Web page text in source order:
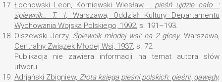
17. Łochowski Leon, Korniewski Wiesław, ...pieśń ujdzie cało...:
śpiewnik.. T. 1, Warszawa, Oddział Kultury Departamentu
Wychowania Wojska Polskiego, 1992, s. 191–193.
18. Olszewski Jerzy, Śpiewnik młodej wsi: na 2 głosy, Warszawa,
Centralny Związek Młodej Wsi, 1937, s. 72.
Publikacja nie zawiera informacji na temat autora słów
utworu.
19. Adrjański Zbigniew, Złota księga pieśni polskich: pieśni, gawędy,